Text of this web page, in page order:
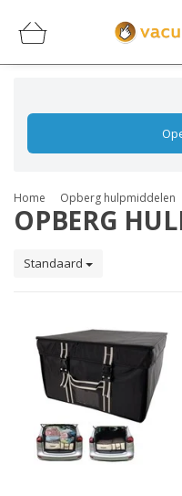
Home Opberg hulpmiddelen
OPBERG
Standaard